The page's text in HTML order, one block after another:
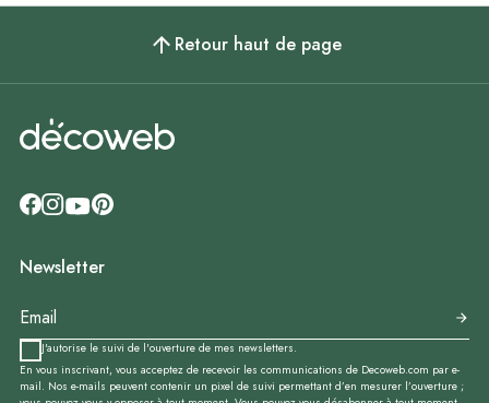
Retour haut de page
Newsletter
J'autorise le suivi de l'ouverture de mes newsletters.
En vous inscrivant, vous acceptez de recevoir les communications de Decoweb.com par e-
mail. Nos e-mails peuvent contenir un pixel de suivi permettant d’en mesurer l’ouverture ;